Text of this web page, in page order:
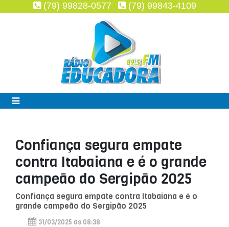
(79) 99828-0577 (79) 99843-4109
Confiança segura empate
contra Itabaiana e é o grande
campeão do Sergipão 2025
Confiança segura empate contra Itabaiana e é o
grande campeão do Sergipão 2025
31/03/2025 as 08:38